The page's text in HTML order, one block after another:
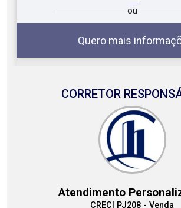
ou
Quero mais
08:00
CORRETOR
Atendimento
CRECI PJ208 - Venda